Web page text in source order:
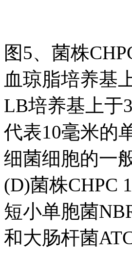
图5、菌株
血琼脂培养基
LB培养基上于
代表10毫米的
细菌细胞的一
(D)菌株CHPC
短小单胞菌
和大肠杆菌